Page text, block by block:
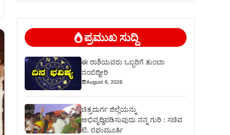
ಪ್ರಮುಖ ಸುದ್ದಿ
ಈ ರಾಶಿಯವರು ಒಬ್ಬರಿಗೆ ತುಂಬಾ
ನಂಬಿದ್ದೀರಿ
August 6, 2026
ಚಿತ್ರದುರ್ಗ ಜಿಲ್ಲೆಯನ್ನು
ಅಭಿವೃದ್ದಿಪಡಿಸುವುದು ನನ್ನ ಗುರಿ : ಸಚಿವ
ಟಿ. ರಘುಮೂರ್ತಿ